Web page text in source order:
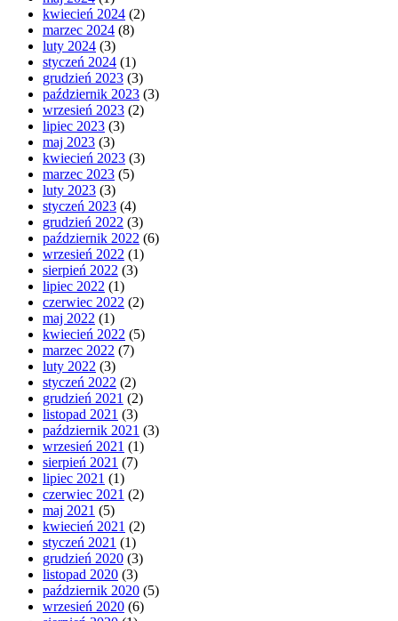
kwiecień 2024 (2)
marzec 2024 (8)
luty 2024 (3)
styczeń 2024 (1)
grudzień 2023 (3)
październik 2023 (3)
wrzesień 2023 (2)
lipiec 2023 (3)
maj 2023 (3)
kwiecień 2023 (3)
marzec 2023 (5)
luty 2023 (3)
styczeń 2023 (4)
grudzień 2022 (3)
październik 2022 (6)
wrzesień 2022 (1)
sierpień 2022 (3)
lipiec 2022 (1)
czerwiec 2022 (2)
maj 2022 (1)
kwiecień 2022 (5)
marzec 2022 (7)
luty 2022 (3)
styczeń 2022 (2)
grudzień 2021 (2)
listopad 2021 (3)
październik 2021 (3)
wrzesień 2021 (1)
sierpień 2021 (7)
lipiec 2021 (1)
czerwiec 2021 (2)
maj 2021 (5)
kwiecień 2021 (2)
styczeń 2021 (1)
grudzień 2020 (3)
listopad 2020 (3)
październik 2020 (5)
wrzesień 2020 (6)